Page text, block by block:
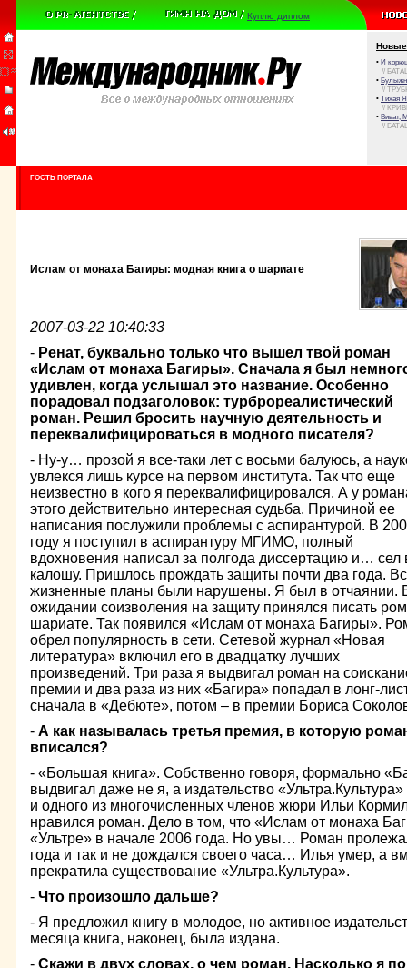
Куплю диплом
Новые
• И
//
•
//
• Тихая
//
• Виват,
//
ГОСТЬ ПОРТАЛА
Ислам от монаха Багиры: модная книга о шариате
2007-03-22 10:40:33
- Ренат, буквально только что вышел твой роман
«Ислам от монаха Багиры». Сначала я был
удивлен, когда услышал это название. Особенно
порадовал подзаголовок: турброреалистический
роман. Решил бросить научную деятельность и
переквалифицироваться в модного писателя?
- Ну-у… прозой я все-таки лет с восьми балуюсь, а
увлекся лишь курсе на первом института. Так что еще
неизвестно в кого я переквалифицировался. А у
этого действительно интересная судьба. Причиной ее
написания послужили проблемы с аспирантурой. В
году я поступил в аспирантуру МГИМО, полный
вдохновения написал за полгода диссертацию и… сел
калошу. Пришлось прождать защиты почти два года.
жизненные планы были нарушены. Я был в отчаянии.
ожидании соизволения на защиту принялся писать
шариате. Так появился «Ислам от монаха Багиры».
обрел популярность в сети. Сетевой журнал «Новая
литература» включил его в двадцатку лучших
произведений. Три раза я выдвигал роман на
премии и два раза из них «Багира» попадал в лонг-
сначала в «Дебюте», потом – в премии Бориса
- А как называлась третья премия, в которую
вписался?
- «Большая книга». Собственно говоря, формально
выдвигал даже не я, а издательство
и одного из многочисленных членов жюри Ильи
нравился роман. Дело в том, что «Ислам от монаха
«Ультре» в начале 2006 года. Но увы… Роман
года и так и не дождался своего часа… Илья умер, а
прекратила существование «Ультра.Культура».
- Что произошло дальше?
- Я предложил книгу в молодое, но активное
месяца книга, наконец, была издана.
- Скажи в двух словах, о чем роман. Насколько я